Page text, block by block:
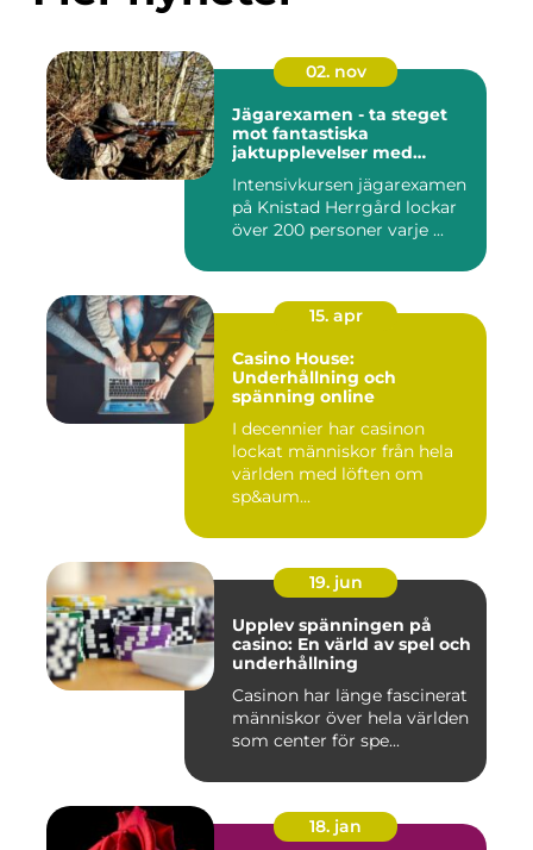
02. nov
Jägarexamen - ta steget
mot fantastiska
jaktupplevelser med
Intensivkursen jägarexamen
på Knistad Herrgård lockar
över 200 personer varje ...
15. apr
Casino House:
Underhållning och
spänning online
I decennier har casinon
lockat människor från hela
världen med löften om
sp&aum...
19. jun
Upplev spänningen på
casino: En värld av spel och
underhållning
Casinon har länge fascinerat
människor över hela världen
som center för spe...
18. jan